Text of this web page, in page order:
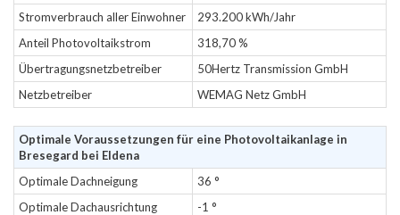
Stromverbrauch aller Einwohner
293.200 kWh/Jahr
Anteil Photovoltaikstrom
318,70 %
Übertragungsnetzbetreiber
50Hertz Transmission GmbH
Netzbetreiber
WEMAG Netz GmbH
Optimale Voraussetzungen für eine Photovoltaikanlage in
Bresegard bei Eldena
Optimale Dachneigung
36 °
Optimale Dachausrichtung
-1 °